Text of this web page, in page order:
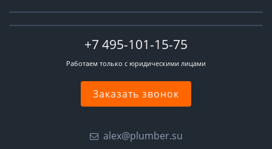
+7 495-101-15-75
Работаем только с юридическими лицами
Заказать звонок
alex@plumber.su